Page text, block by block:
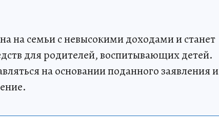
на семьи с невысокими доходами и станет
для родителей, воспитывающих детей.
на основании поданного заявления и